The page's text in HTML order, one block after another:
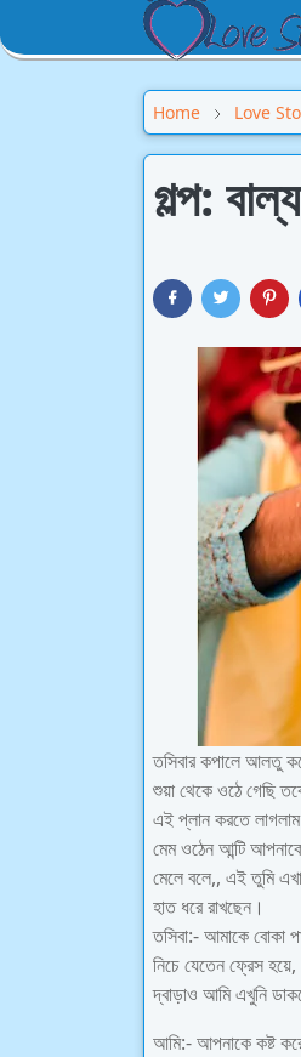
Home Love
গল্প:
তসিবার কপালে আলতু
শুয়া থেকে ওঠে গেছি
এই প্লান করতে
মেম ওঠেন আন্টি
মেলে বলে,, এই তুমি
হাত ধরে রাখছেন।
তসিবা:- আমাকে বোকা
নিচে যেতেন ফ্রেস
দ্বাড়াও আমি এখুনি
আমি:- আপনাকে কষ্ট